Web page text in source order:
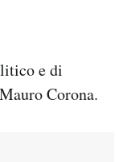
e di
Corona.